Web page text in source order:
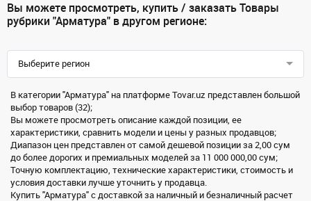
Вы можете просмотреть, купить / заказать Товары
рубрики "Арматура" в другом регионе:
Выберите регион
В категории "Арматура" на платформе Tovar.uz представлен большой
выбор товаров (32);
Вы можете просмотреть описание каждой позиции, ее
характеристики, сравнить модели и цены у разных продавцов;
Диапазон цен представлен от самой дешевой позиции за 2,00 сум
до более дорогих и премиальных моделей за 11 000 000,00 сум;
Точную комплектацию, технические характеристики, стоимость и
условия доставки лучше уточнить у продавца.
Купить "Арматура" с доставкой за наличный и безналичный расчет